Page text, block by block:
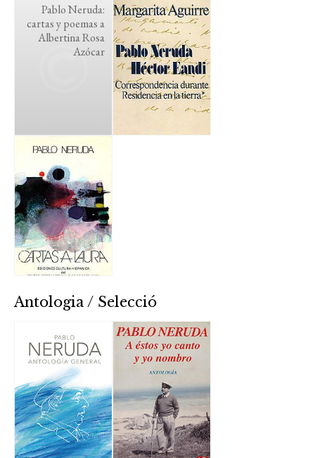
Pablo Neruda:
cartas y poemas a
Albertina Rosa
Azócar
Antologia / Selecció